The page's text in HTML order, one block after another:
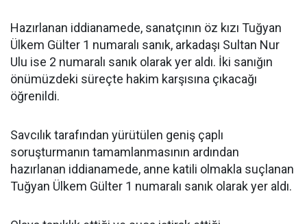
Hazırlanan iddianamede, sanatçının öz kızı Tuğyan
Ülkem Gülter 1 numaralı sanık, arkadaşı Sultan Nur
Ulu ise 2 numaralı sanık olarak yer aldı. İki sanığın
önümüzdeki süreçte hakim karşısına çıkacağı
öğrenildi.
Savcılık tarafından yürütülen geniş çaplı
soruşturmanın tamamlanmasının ardından
hazırlanan iddianamede, anne katili olmakla suçlanan
Tuğyan Ülkem Gülter 1 numaralı sanık olarak yer aldı.